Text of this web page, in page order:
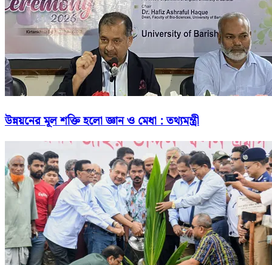
উন্নয়নের মূল শক্তি হলো জ্ঞান ও মেধা : তথ্যমন্ত্রী